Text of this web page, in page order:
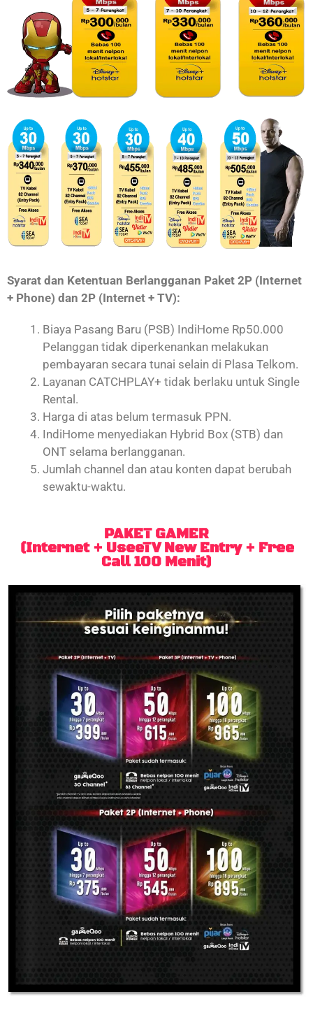
Syarat dan Ketentuan Berlangganan Paket 2P (Internet
+ Phone) dan 2P (Internet + TV):
Biaya Pasang Baru (PSB) IndiHome Rp50.000
Pelanggan tidak diperkenankan melakukan
pembayaran secara tunai selain di Plasa Telkom.
Layanan CATCHPLAY+ tidak berlaku untuk Single
Rental.
Harga di atas belum termasuk PPN.
IndiHome menyediakan Hybrid Box (STB) dan
ONT selama berlangganan.
Jumlah channel dan atau konten dapat berubah
sewaktu-waktu.
PAKET GAMER
(Internet + UseeTV New Entry + Free
Call 100 Menit)